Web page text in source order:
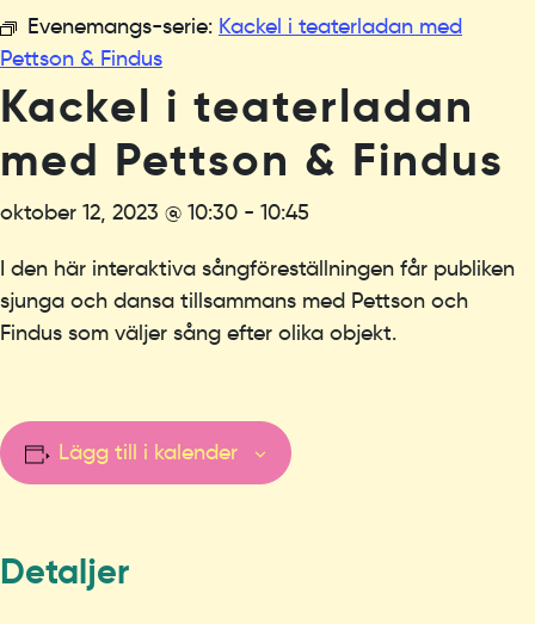
Evenemangs-serie: Kackel i teaterladan med
Pettson & Findus
Kackel i teaterladan
med Pettson & Findus
oktober 12, 2023 @ 10:30 - 10:45
I den här interaktiva sångföreställningen får publiken
sjunga och dansa tillsammans med Pettson och
Findus som väljer sång efter olika objekt.
Lägg till i kalender
Detaljer